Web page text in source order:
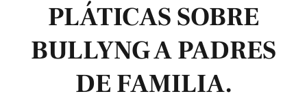
PLÁTICAS SOBRE
BULLYNG A PADRES
DE FAMILIA.